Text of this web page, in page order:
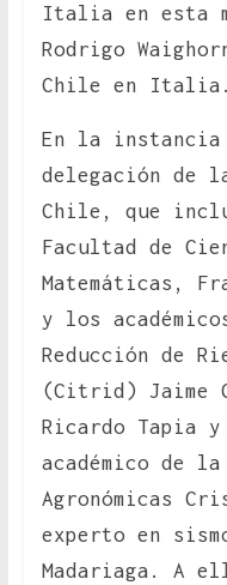
Italia en esta
Rodrigo
Chile en Italia.
En la
delegación de
Chile, que
Facultad de
Matemáticas,
y los
Reducción de
(Citrid) Jaime
Ricardo Tapia
académico de
Agronómicas
experto en
Madariaga. A